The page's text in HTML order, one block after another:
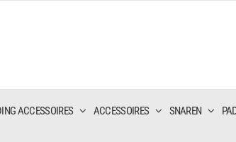
ACCESSOIRES ACCESSOIRES SNAREN